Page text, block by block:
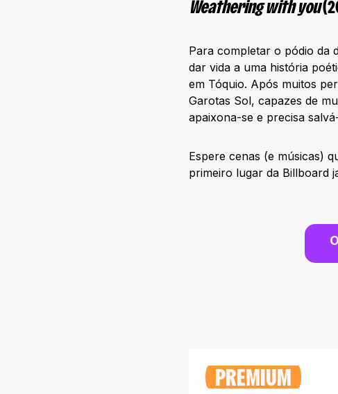
Weathering with you
Para completar o pódio da
dar vida a uma história
em Tóquio. Após muitos
Garotas Sol, capazes de
apaixona-se e precisa
Espere cenas (e músicas)
primeiro lugar da Billboard
PREMIUM